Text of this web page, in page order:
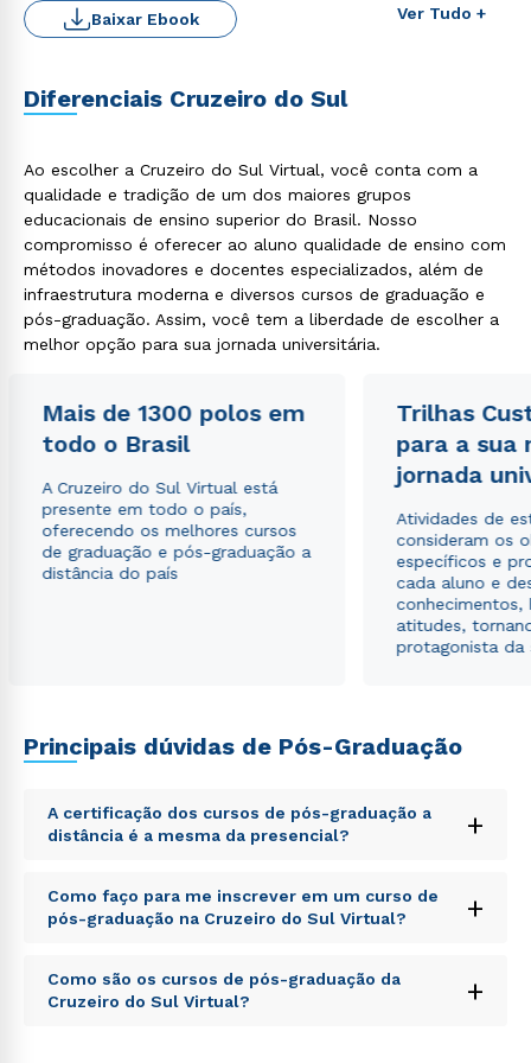
Ver Tudo +
Baixar Ebook
Diferenciais Cruzeiro do Sul
Ao escolher a Cruzeiro do Sul Virtual, você conta com a
qualidade e tradição de um dos maiores grupos
educacionais de ensino superior do Brasil. Nosso
compromisso é oferecer ao aluno qualidade de ensino com
métodos inovadores e docentes especializados, além de
infraestrutura moderna e diversos cursos de graduação e
pós-graduação. Assim, você tem a liberdade de escolher a
melhor opção para sua jornada universitária.
Mais de 1300 polos em
todo o Brasil
A Cruzeiro do Sul Virtual está
presente em todo o país,
oferecendo os melhores cursos
de graduação e pós-graduação a
distância do país
Trilhas
para a sua
jornada
Atividades de
consideram os
específicos e
cada aluno e
conhecimentos,
atitudes,
protagonista da
Principais dúvidas de Pós-Graduação
A certificação dos cursos de pós-graduação a
distância é a mesma da presencial?
+
Sed ut perspiciatis unde omnis iste natus error sit
voluptatem accusantium doloremque laudantium,
totam rem aperiam, eaque ipsa quae ab illo inventore
explicabo. Nemo enim ipsam voluptatem quia
voluptas sit aspernatur aut odit aut fugit, sed quia
Como faço para me inscrever em um curso de
pós-graduação na Cruzeiro do Sul Virtual?
+
Sed ut perspiciatis unde omnis iste natus error sit
voluptatem accusantium doloremque laudantium,
Como são os cursos de pós-graduação da
Cruzeiro do Sul Virtual?
+
Rápido e fácil
WhatsApp
ou
autorizo que meus dados sejam utilizados para o
envio de conteúdos da Cruzeiro do Sul.